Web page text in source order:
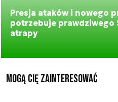
Presja ataków i nowego
potrzebuje prawdziwego
atrapy
Mogą Cię zainteresować